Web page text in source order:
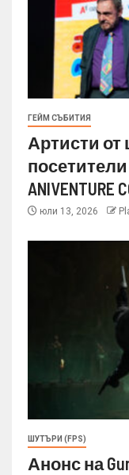
ГЕЙМ СЪБИТИЯ
Артисти от
ANIVENTURE
юли 13, 2026
ШУТЪРИ (FPS)
Анонс на